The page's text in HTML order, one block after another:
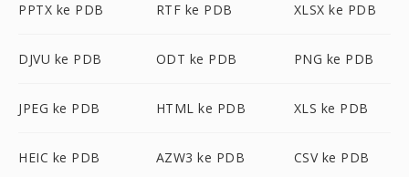
PPTX ke PDB RTF ke PDB XLSX ke PDB
DJVU ke PDB ODT ke PDB PNG ke PDB
JPEG ke PDB HTML ke PDB XLS ke PDB
HEIC ke PDB AZW3 ke PDB CSV ke PDB